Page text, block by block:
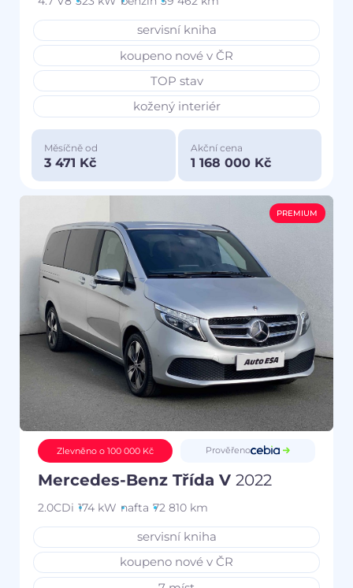
servisní kniha
koupeno nové v ČR
TOP stav
kožený interiér
Měsíčně od
3 471 Kč
Akční cena
1 168 000 Kč
PREMIUM
Zlevněno o 100 000 Kč Prověřeno
Mercedes-Benz Třída V 2022
2.0CDi 174 kW nafta 72 810 km
servisní kniha
koupeno nové v ČR